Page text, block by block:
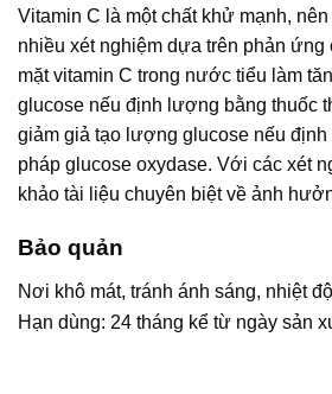
Vitamin C là một chất khử mạnh,
nhiều xét nghiệm dựa trên phản
mặt vitamin C trong nước tiểu làm
glucose nếu định lượng bằng thuốc
giảm giả tạo lượng glucose nếu
pháp glucose oxydase. Với các xét
khảo tài liệu chuyên biệt về ảnh
Bảo quản
Nơi khô mát, tránh ánh sáng, nhiệt
Hạn dùng: 24 tháng kể từ ngày sản